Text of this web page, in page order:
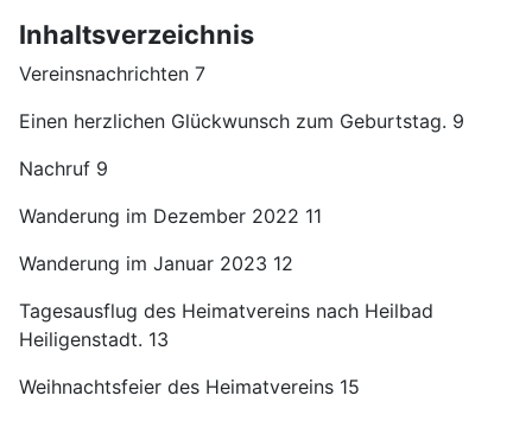
Inhaltsverzeichnis
Vereinsnachrichten 7
Einen herzlichen Glückwunsch zum Geburtstag. 9
Nachruf 9
Wanderung im Dezember 2022 11
Wanderung im Januar 2023 12
Tagesausflug des Heimatvereins nach Heilbad
Heiligenstadt. 13
Weihnachtsfeier des Heimatvereins 15